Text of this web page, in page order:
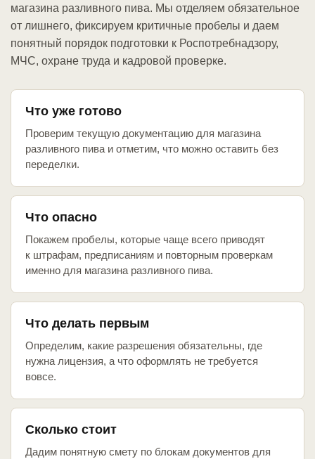
магазина разливного пива. Мы отделяем обязательное
от лишнего, фиксируем критичные пробелы и даем
понятный порядок подготовки к Роспотребнадзору,
МЧС, охране труда и кадровой проверке.
Что уже готово
Проверим текущую документацию для магазина
разливного пива и отметим, что можно оставить без
переделки.
Что опасно
Покажем пробелы, которые чаще всего приводят
к штрафам, предписаниям и повторным проверкам
именно для магазина разливного пива.
Что делать первым
Определим, какие разрешения обязательны, где
нужна лицензия, а что оформлять не требуется
вовсе.
Сколько стоит
Дадим понятную смету по блокам документов для